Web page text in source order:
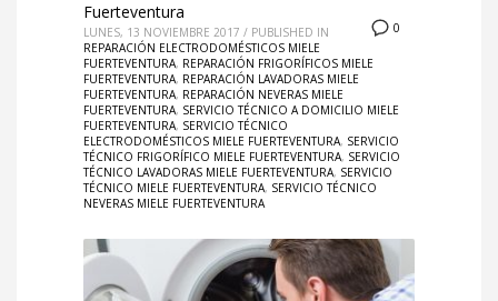
0
Fuerteventura
LUNES, 13 NOVIEMBRE 2017 / PUBLISHED IN
REPARACIÓN ELECTRODOMÉSTICOS MIELE
FUERTEVENTURA, REPARACIÓN FRIGORÍFICOS MIELE
FUERTEVENTURA, REPARACIÓN LAVADORAS MIELE
FUERTEVENTURA, REPARACIÓN NEVERAS MIELE
FUERTEVENTURA, SERVICIO TÉCNICO A DOMICILIO MIELE
FUERTEVENTURA, SERVICIO TÉCNICO
ELECTRODOMÉSTICOS MIELE FUERTEVENTURA, SERVICIO
TÉCNICO FRIGORÍFICO MIELE FUERTEVENTURA, SERVICIO
TÉCNICO LAVADORAS MIELE FUERTEVENTURA, SERVICIO
TÉCNICO MIELE FUERTEVENTURA, SERVICIO TÉCNICO
NEVERAS MIELE FUERTEVENTURA